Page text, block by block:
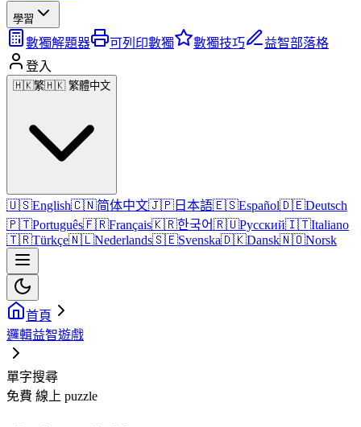
學習
數獨解題器 可列印數獨 數獨技巧
益智部落格
登入
🇭🇰繁🇭🇰 繁體中文
🇺🇸English🇨🇳简体中文🇯🇵 日本語🇪🇸Español🇩🇪Deutsch
🇵🇹Português🇫🇷Français🇰🇷한국어🇷🇺Русский🇮🇹Italiano
🇹🇷Türkçe🇳🇱Nederlands🇸🇪Svenska🇩🇰Dansk🇳🇴Norsk
首頁
邏輯益智遊戲
單字搜尋
免費 線上 puzzle